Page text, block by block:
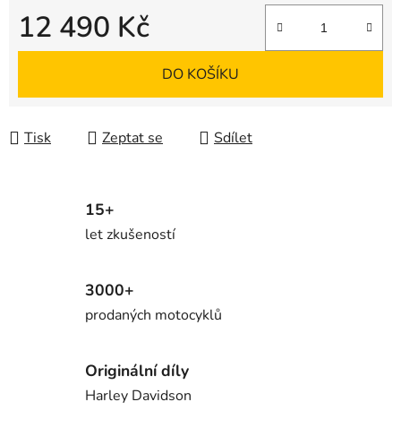
12 490 Kč
Měrná cena:
DO KOŠÍKU
Tisk Zeptat se Sdílet
15+
let zkušeností
3000+
prodaných motocyklů
Originální díly
Harley Davidson